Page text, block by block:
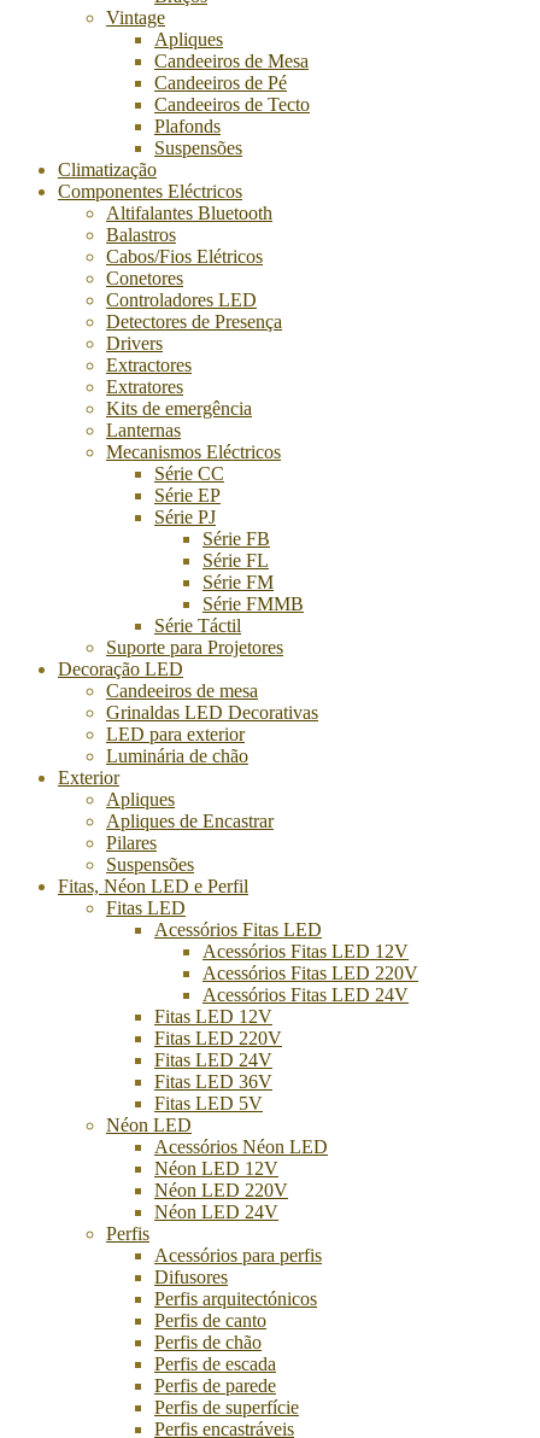
Vintage
Apliques
Candeeiros de Mesa
Candeeiros de Pé
Candeeiros de Tecto
Plafonds
Suspensões
Climatização
Componentes Eléctricos
Altifalantes Bluetooth
Balastros
Cabos/Fios Elétricos
Conetores
Controladores LED
Detectores de Presença
Drivers
Extractores
Extratores
Kits de emergência
Lanternas
Mecanismos Eléctricos
Série CC
Série EP
Série PJ
Série FB
Série FL
Série FM
Série FMMB
Série Táctil
Suporte para Projetores
Decoração LED
Candeeiros de mesa
Grinaldas LED Decorativas
LED para exterior
Luminária de chão
Exterior
Apliques
Apliques de Encastrar
Pilares
Suspensões
Fitas, Néon LED e Perfil
Fitas LED
Acessórios Fitas LED
Acessórios Fitas LED 12V
Acessórios Fitas LED 220V
Acessórios Fitas LED 24V
Fitas LED 12V
Fitas LED 220V
Fitas LED 24V
Fitas LED 36V
Fitas LED 5V
Néon LED
Acessórios Néon LED
Néon LED 12V
Néon LED 220V
Néon LED 24V
Perfis
Acessórios para perfis
Difusores
Perfis arquitectónicos
Perfis de canto
Perfis de chão
Perfis de escada
Perfis de parede
Perfis de superfície
Perfis encastráveis